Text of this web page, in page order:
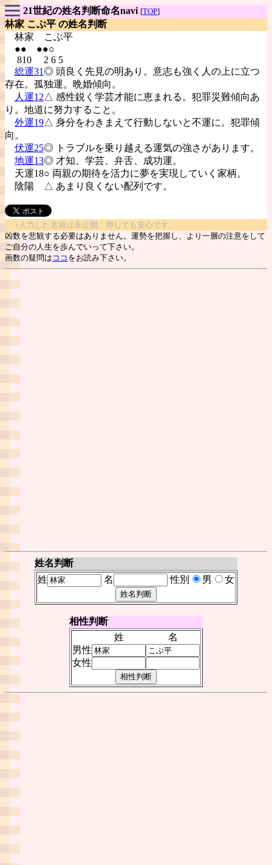
21世紀の姓名判断命名navi [TOP]
林家 こぶ平 の姓名判断
林家
こぶ平
●● ●●○
810 2 6 5
総運31◎ 頭良く先見の明あり。意志も強く人の上に立つ
存在。孤独運。晩婚傾向。
人運12△ 感性鋭く学芸才能に恵まれる。犯罪災難傾向あ
り。地道に努力すること。
外運19△ 身分をわきまえて行動しないと不運に。犯罪傾
向。
伏運25◎ トラブルを乗り越える運気の強さがあります。
地運13◎ 才知、学芸、弁舌、成功運。
天運18○ 両親の期待を活力に夢を実現していく家柄。
陰陽
△ あまり良くない配列です。
↑入力した名前は非公開。押しても安心です。
凶数を悲観する必要はありません。運勢を把握し、より一層の注意をして
ご自分の人生を歩んでいって下さい。
画数の疑問は ココ をお読み下さい。
姓名判断
姓
名 性別 男 女
相性判断
姓
名
男性
女性